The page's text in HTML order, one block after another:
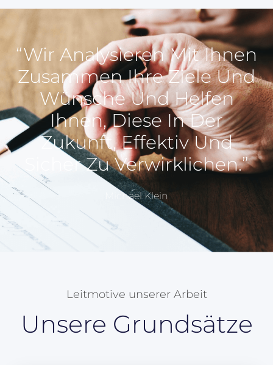
“Wir Analysieren Mit Ihnen
Zusammen Ihre Ziele Und
Wünsche Und Helfen
Ihnen, Diese In Der
Zukunft, Effektiv Und
Sicher Zu Verwirklichen.”
Michael Klein
Leitmotive unserer Arbeit
Unsere Grundsätze